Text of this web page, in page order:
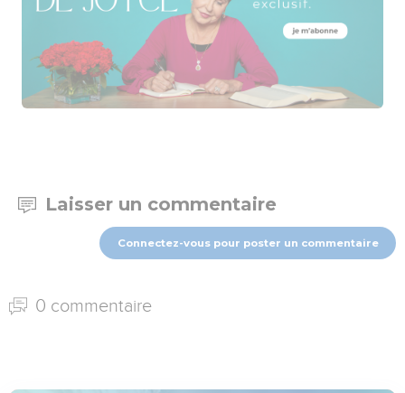
Laisser un commentaire
Connectez-vous pour poster un commentaire
0 commentaire